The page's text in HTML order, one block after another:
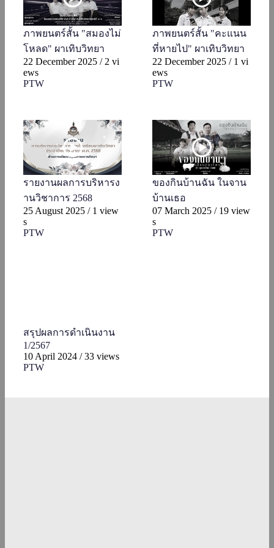
ภาพยนตร์สั้น "สมองไม่
โหลด" ผาเทิบวิทยา
22 December 2025 / 2 vi
ews
PTW
ภาพยนตร์สั้น "คะแนน
ที่หายไป" ผาเทิบวิทยา
22 December 2025 / 1 vi
ews
PTW
รายงานผลการบริหารง
านวิชาการ 2568
25 August 2025 / 1 view
s
PTW
ของกินบ้านฉัน ในจาน
บ้านเธอ
07 March 2025 / 19 view
s
PTW
สรุปผลการดำเนินงาน
1/2567
10 April 2024 /33 views
PTW